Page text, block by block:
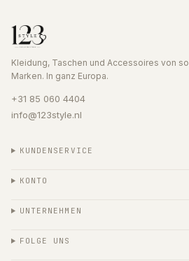
Kleidung, Taschen und Accessoires von
Marken. In ganz Europa.
+31 85 060 4404
info@123style.nl
KUNDENSERVICE
KONTO
UNTERNEHMEN
FOLGE UNS